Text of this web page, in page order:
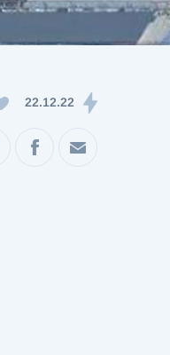
שיתוף במייל
שיתוף
22.12.22